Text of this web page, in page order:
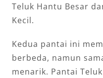
Teluk Hantu Besar
Kecil.
Kedua pantai ini
berbeda, namun
menarik. Pantai